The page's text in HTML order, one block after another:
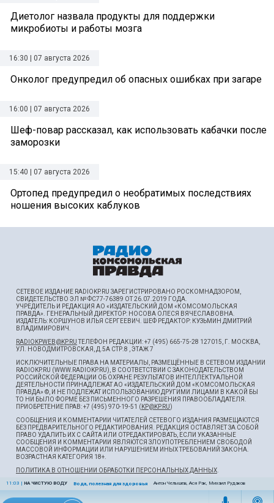
11:03 | НА ЧИСТУЮ ВОДУ Вода, полезная для здоровья Антон Челышев, Ася Рак, Михаил Рудаков
Диетолог назвала продукты для поддержки
микробиоты и работы мозга
16:30 | 07 августа 2026
Онколог предупредил об опасных ошибках при загаре
16:00 | 07 августа 2026
Шеф-повар рассказал, как использовать кабачки после
заморозки
15:40 | 07 августа 2026
Ортопед предупредил о необратимых последствиях
ношения высоких каблуков
СЕТЕВОЕ ИЗДАНИЕ RADIOKP.RU ЗАРЕГИСТРИРОВАНО РОСКОМНАДЗОРОМ,
СВИДЕТЕЛЬСТВО ЭЛ № ФС77-76389 ОТ 26.07.2019 ГОДА.
УЧРЕДИТЕЛЬ И РЕДАКЦИЯ АО «ИЗДАТЕЛЬСКИЙ ДОМ «КОМСОМОЛЬСКАЯ
ПРАВДА». ГЕНЕРАЛЬНЫЙ ДИРЕКТОР: НОСОВА ОЛЕСЯ ВЯЧЕСЛАВОВНА.
ИЗДАТЕЛЬ: КОРШУНОВ ИЛЬЯ СЕРГЕЕВИЧ. ШEФ РЕДАКТОР: КУЗЬМИН ДМИТРИЙ
ВЛАДИМИРОВИЧ.
RADIOKPWEB@KP.RUТЕЛЕФОН РЕДАКЦИИ: +7 (495) 665-75-28 127015, Г. МОСКВА,
УЛ. НОВОДМИТРОВСКАЯ, Д.5А СТР.8 , ЭТАЖ 7
ИСКЛЮЧИТЕЛЬНЫЕ ПРАВА НА МАТЕРИАЛЫ, РАЗМЕЩЁННЫЕ В СЕТЕВОМ ИЗДАНИИ
RADIOKP.RU (WWW.RADIOKP.RU), В СООТВЕТСТВИИ С ЗАКОНОДАТЕЛЬСТВОМ
РОССИЙСКОЙ ФЕДЕРАЦИИ ОБ ОХРАНЕ РЕЗУЛЬТАТОВ ИНТЕЛЛЕКТУАЛЬНОЙ
ДЕЯТЕЛЬНОСТИ ПРИНАДЛЕЖАТ АО «ИЗДАТЕЛЬСКИЙ ДОМ «КОМСОМОЛЬСКАЯ
ПРАВДА» ©, И НЕ ПОДЛЕЖАТ ИСПОЛЬЗОВАНИЮ ДРУГИМИ ЛИЦАМИ В КАКОЙ БЫ
ТО НИ БЫЛО ФОРМЕ БЕЗ ПИСЬМЕННОГО РАЗРЕШЕНИЯ ПРАВООБЛАДАТЕЛЯ.
ПРИОБРЕТЕНИЕ ПРАВ: +7 (495) 970-19-51 ( KP@KP.RU)
СООБЩЕНИЯ И КОММЕНТАРИИ ЧИТАТЕЛЕЙ СЕТЕВОГО ИЗДАНИЯ РАЗМЕЩАЮТСЯ
БЕЗ ПРЕДВАРИТЕЛЬНОГО РЕДАКТИРОВАНИЯ. РЕДАКЦИЯ ОСТАВЛЯЕТ ЗА СОБОЙ
ПРАВО УДАЛИТЬ ИХ С САЙТА ИЛИ ОТРЕДАКТИРОВАТЬ, ЕСЛИ УКАЗАННЫЕ
СООБЩЕНИЯ И КОММЕНТАРИИ ЯВЛЯЮТСЯ ЗЛОУПОТРЕБЛЕНИЕМ СВОБОДОЙ
МАССОВОЙ ИНФОРМАЦИИ ИЛИ НАРУШЕНИЕМ ИНЫХ ТРЕБОВАНИЙ ЗАКОНА.
ВОЗРАСТНАЯ КАТЕГОРИЯ 18+.
ПОЛИТИКА В ОТНОШЕНИИ ОБРАБОТКИ ПЕРСОНАЛЬНЫХ ДАННЫХ